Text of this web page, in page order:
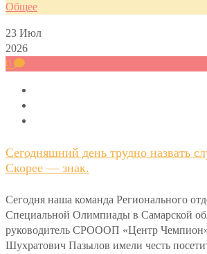
Общее
23 Июл
2026
0
Сегодняшний день трудно назвать
Скорее — знак.
Сегодня наша команда Регионального
Специальной Олимпиады в Самарской
руководитель СРОООП «Центр
Шухратович Пазылов имели честь